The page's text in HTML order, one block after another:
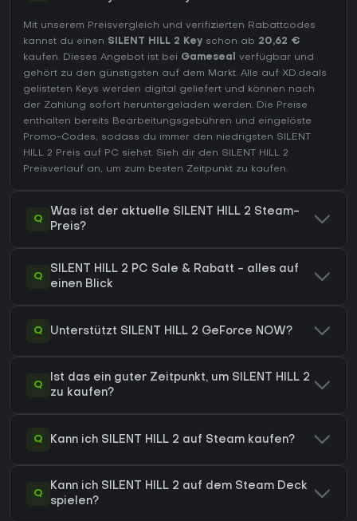
Mit unserem Preisvergleich und verifizierten Rabattcodes
kannst du einen SILENT HILL 2 Key schon ab 20,62 €
kaufen. Dieses Angebot ist bei Gameseal
verfügbar und
gehört zu den günstigsten auf dem Markt. Alle auf XD.deals
gelisteten Keys werden digital geliefert und können nach
der Zahlung sofort heruntergeladen werden. Die Preise
enthalten bereits Bearbeitungsgebühren und eingelöste
Promo-Codes, sodass du immer den niedrigsten SILENT
HILL 2 Preis auf PC siehst. Sieh dir den SILENT HILL 2
Preisverlauf an, um zum besten Zeitpunkt zu kaufen.
Q
Was ist der aktuelle SILENT HILL 2 Steam-
Preis?
Q
SILENT HILL 2 PC Sale & Rabatt - alles auf
einen Blick
Q Unterstützt SILENT HILL 2 GeForce NOW?
Q
Ist das ein guter Zeitpunkt, um SILENT HILL 2
zu kaufen?
Q Kann ich SILENT HILL 2 auf Steam kaufen?
Q
Kann ich SILENT HILL 2 auf dem Steam Deck
spielen?